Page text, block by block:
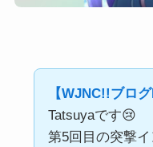
【WJNC!!ブログ
Tatsuyaです😢
第5回目の突撃